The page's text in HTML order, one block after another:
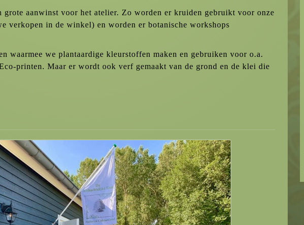
aanwinst voor het atelier. Zo worden er kruiden gebruikt voor onze
verkopen in de winkel) en worden er botanische workshops
waarmee we plantaardige kleurstoffen maken en gebruiken voor o.a.
printen. Maar er wordt ook verf gemaakt van de grond en de klei die